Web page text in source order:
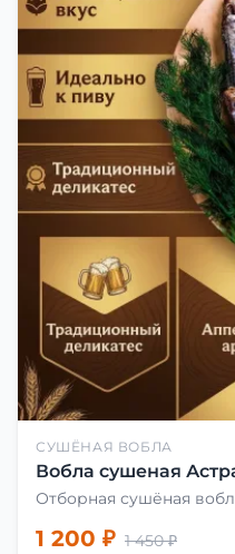
СУШЁНАЯ ВОБЛА
Вобла сушеная
Отборная сушёная
1 200 ₽ 1 450 ₽